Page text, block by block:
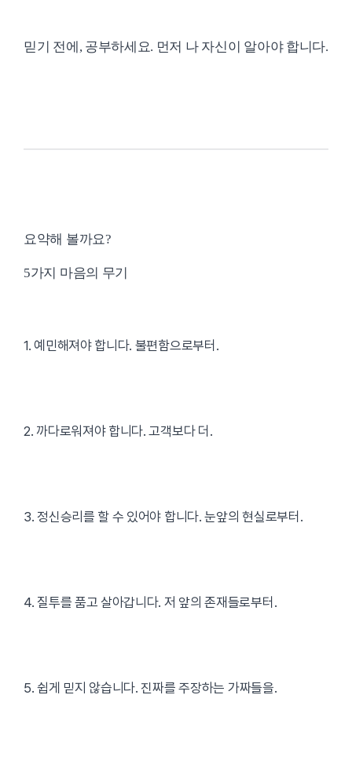
믿기 전에, 공부하세요. 먼저 나 자신이 알아야 합니다.
요약해 볼까요?
5가지 마음의 무기
1. 예민해져야 합니다. 불편함으로부터.
2. 까다로워져야 합니다. 고객보다 더.
3. 정신승리를 할 수 있어야 합니다. 눈앞의 현실로부터.
4. 질투를 품고 살아갑니다. 저 앞의 존재들로부터.
5. 쉽게 믿지 않습니다. 진짜를 주장하는 가짜들을.